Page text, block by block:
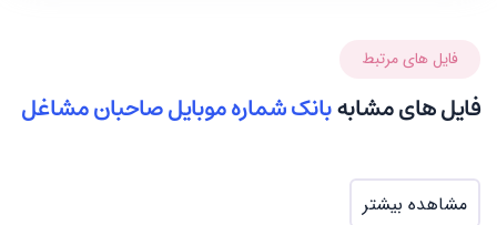
فایل های مرتبط
فایل های مشابهبانک شماره موبایل صاحبان مشاغل
مشاهده بیشتر